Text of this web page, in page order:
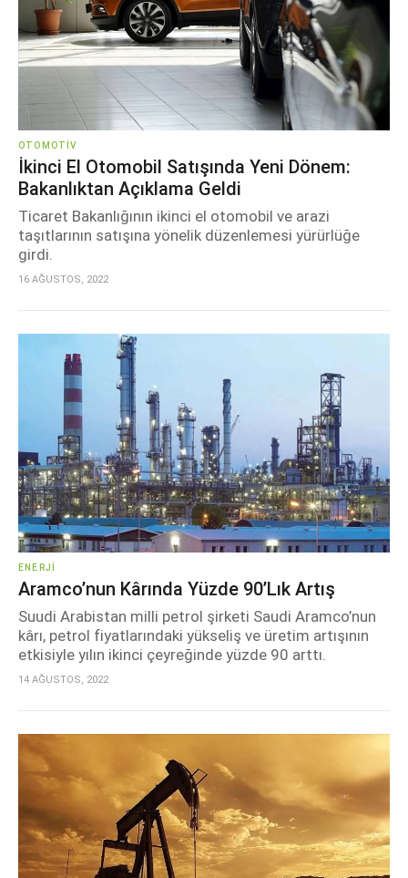
OTOMOTIV
İkinci El Otomobil Satışında Yeni Dönem:
Bakanlıktan Açıklama Geldi
Ticaret Bakanlığının ikinci el otomobil ve arazi
taşıtlarının satışına yönelik düzenlemesi yürürlüğe
girdi.
16 AĞUSTOS, 2022
ENERJI
Aramco’nun Kârında Yüzde 90’lık Artış
Suudi Arabistan milli petrol şirketi Saudi Aramco’nun
kârı, petrol fiyatlarındaki yükseliş ve üretim artışının
etkisiyle yılın ikinci çeyreğinde yüzde 90 arttı.
14 AĞUSTOS, 2022